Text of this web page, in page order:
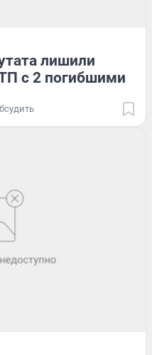
лишили
с 2 погибшими